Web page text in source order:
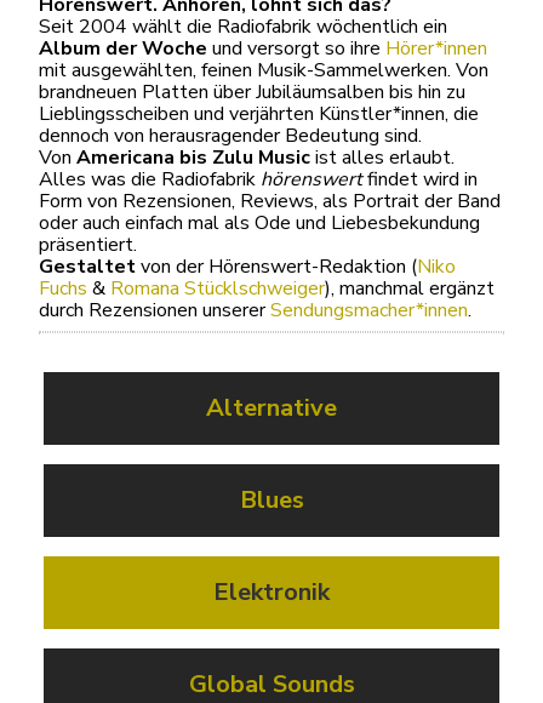
Seit 2004 wählt die Radiofabrik wöchentlich ein
Album der Woche und versorgt so ihre Hörer*innen
mit ausgewählten, feinen Musik-Sammelwerken. Von
brandneuen Platten über Jubiläumsalben bis hin zu
Lieblingsscheiben und verjährten Künstler*innen, die
dennoch von herausragender Bedeutung sind.
Von Americana bis Zulu Musicist alles erlaubt.
Alles was die Radiofabrik hörenswertfindet wird in
Form von Rezensionen, Reviews, als Portrait der Band
oder auch einfach mal als Ode und Liebesbekundung
präsentiert.
Gestaltetvon der Hörenswert-Redaktion (Niko
Fuchs & Romana Stücklschweiger), manchmal ergänzt
durch Rezensionen unsererSendungsmacher*innen.
Alternative
Blues
Elektronik
Global Sounds